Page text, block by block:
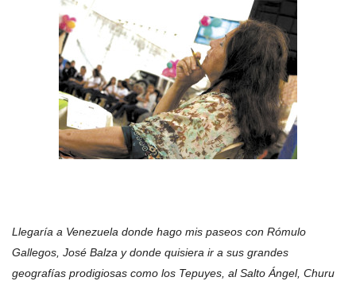
Llegaría a Venezuela donde hago mis paseos con Rómulo
Gallegos, José Balza y donde quisiera ir a sus grandes
geografías prodigiosas como los Tepuyes, al Salto Ángel, Churu